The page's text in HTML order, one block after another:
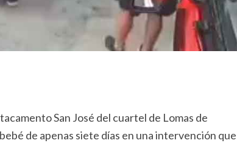
San José del cuartel de Lomas de
de apenas siete días en una intervención que